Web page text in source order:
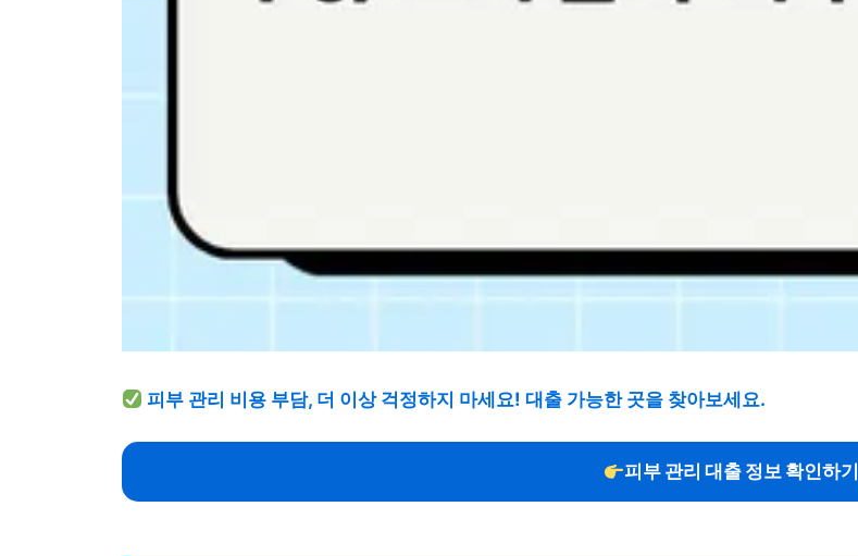
피부 관리 비용 부담, 더 이상 걱정하지 마세요! 대출 가능한 곳을 찾아보세요.
피부 관리 대출 정보 확인하기